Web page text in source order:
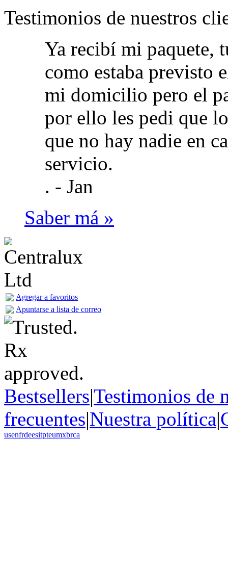
Testimonios de nuestros
Ya recibí mi paquete,
como estaba previsto
mi domicilio pero el
por ello les pedi que
que no hay nadie en
servicio.
. - Jan
Saber má »
Agregar a favoritos
Apuntarse a lista de correo
Bestsellers|Testimonios de
frecuentes|Nuestra política|
usenfrdeesitpteumxbrca